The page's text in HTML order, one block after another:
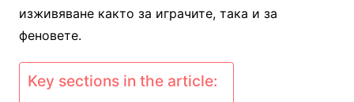
изживяване както за играчите, така и за
феновете.
Key sections in the article: